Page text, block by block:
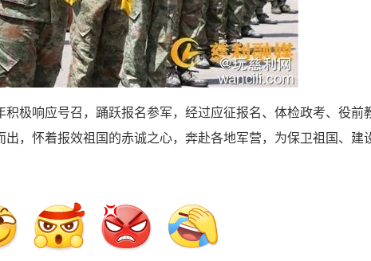
响应号召，踊跃报名参军，经过应征报名、体检政考、役前
，怀着报效祖国的赤诚之心，奔赴各地军营，为保卫祖国、建